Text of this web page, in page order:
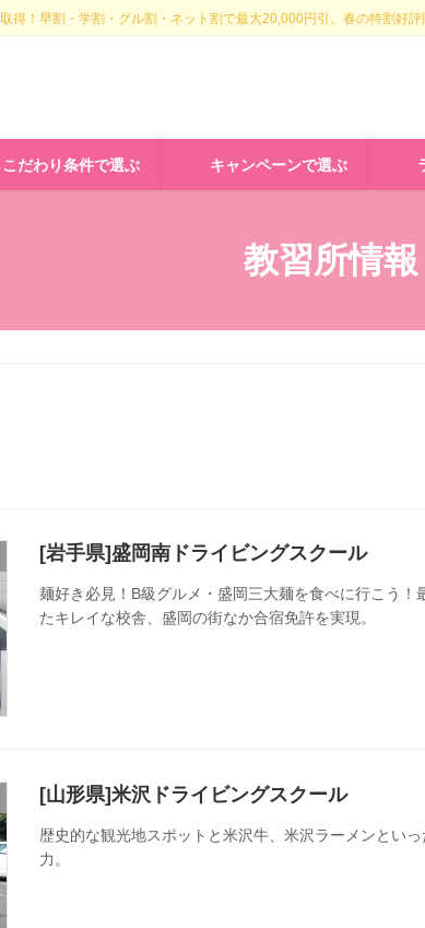
得！早割・学割・グル割・ネット割で最大20,000円引。春の特割好
こだわり条件で選ぶ キャンペーンで選ぶ
教習所情報
[岩手県]盛岡南ドライビングスクール
麺好き必見！B級グルメ・盛岡三大麺を食べに行こう！
たキレイな校舎、盛岡の街なか合宿免許を実現。
[山形県]米沢ドライビングスクール
歴史的な観光地スポットと米沢牛、米沢ラーメンとい
力。